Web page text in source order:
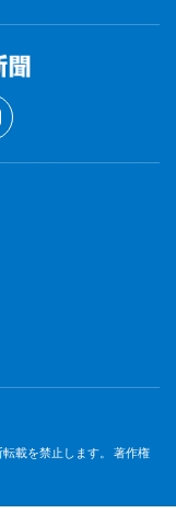
載を禁止します。 著作権